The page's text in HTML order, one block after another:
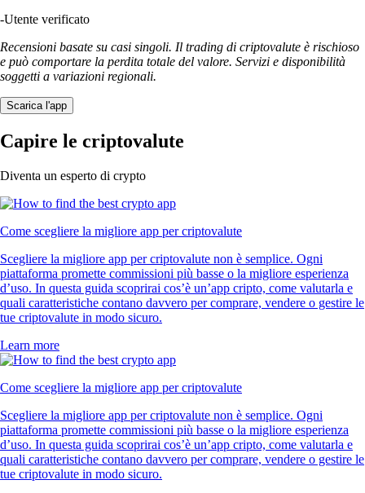
-Utente verificato
Recensioni basate su casi singoli. Il trading di criptovalute è rischioso
e può comportare la perdita totale del valore. Servizi e disponibilità
soggetti a variazioni regionali.
Scarica l'app
Capire le criptovalute
Diventa un esperto di crypto
Come scegliere la migliore app per criptovalute
Scegliere la migliore app per criptovalute non è semplice. Ogni
piattaforma promette commissioni più basse o la migliore esperienza
d’uso. In questa guida scoprirai cos’è un’app cripto, come valutarla e
quali caratteristiche contano davvero per comprare, vendere o gestire le
tue criptovalute in modo sicuro.
Learn more
Come scegliere la migliore app per criptovalute
Scegliere la migliore app per criptovalute non è semplice. Ogni
piattaforma promette commissioni più basse o la migliore esperienza
d’uso. In questa guida scoprirai cos’è un’app cripto, come valutarla e
quali caratteristiche contano davvero per comprare, vendere o gestire le
tue criptovalute in modo sicuro.